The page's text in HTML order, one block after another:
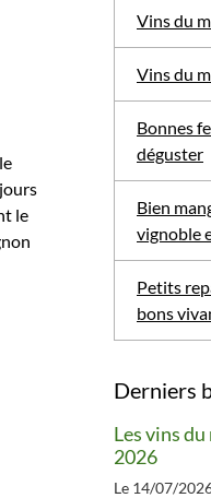
le
Vins du
Vins du
Bonnes
déguster
Bien
vignoble
Petits
bons
Derniers
Les vins
2026
Le 14/07/